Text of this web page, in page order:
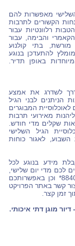
מאפשרות להם
הקשורים לתרבות
רלוונטיות עבור
והבימה, עבור
מורשת, בתי קולנוע
להתעדכן בנוגע
באופן תדיר.
לשדרג את אמצע
הניתנים לבני הגיל
המבוגרים
מאירועי תרבות
שקלים מדי חודש.
הגיל השלישי
לאגור כוחות
מידע בנוגע לכל
לכם מדי יום שלישי,
וכן באפשרותכם
קשר באתר הפרויקט
זמן קצר.
- דיור מוגן דתי איכותי.